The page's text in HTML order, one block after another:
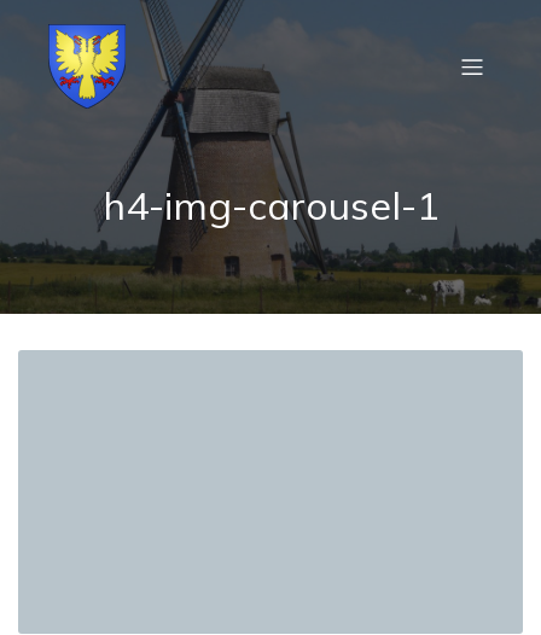
h4-img-carousel-1